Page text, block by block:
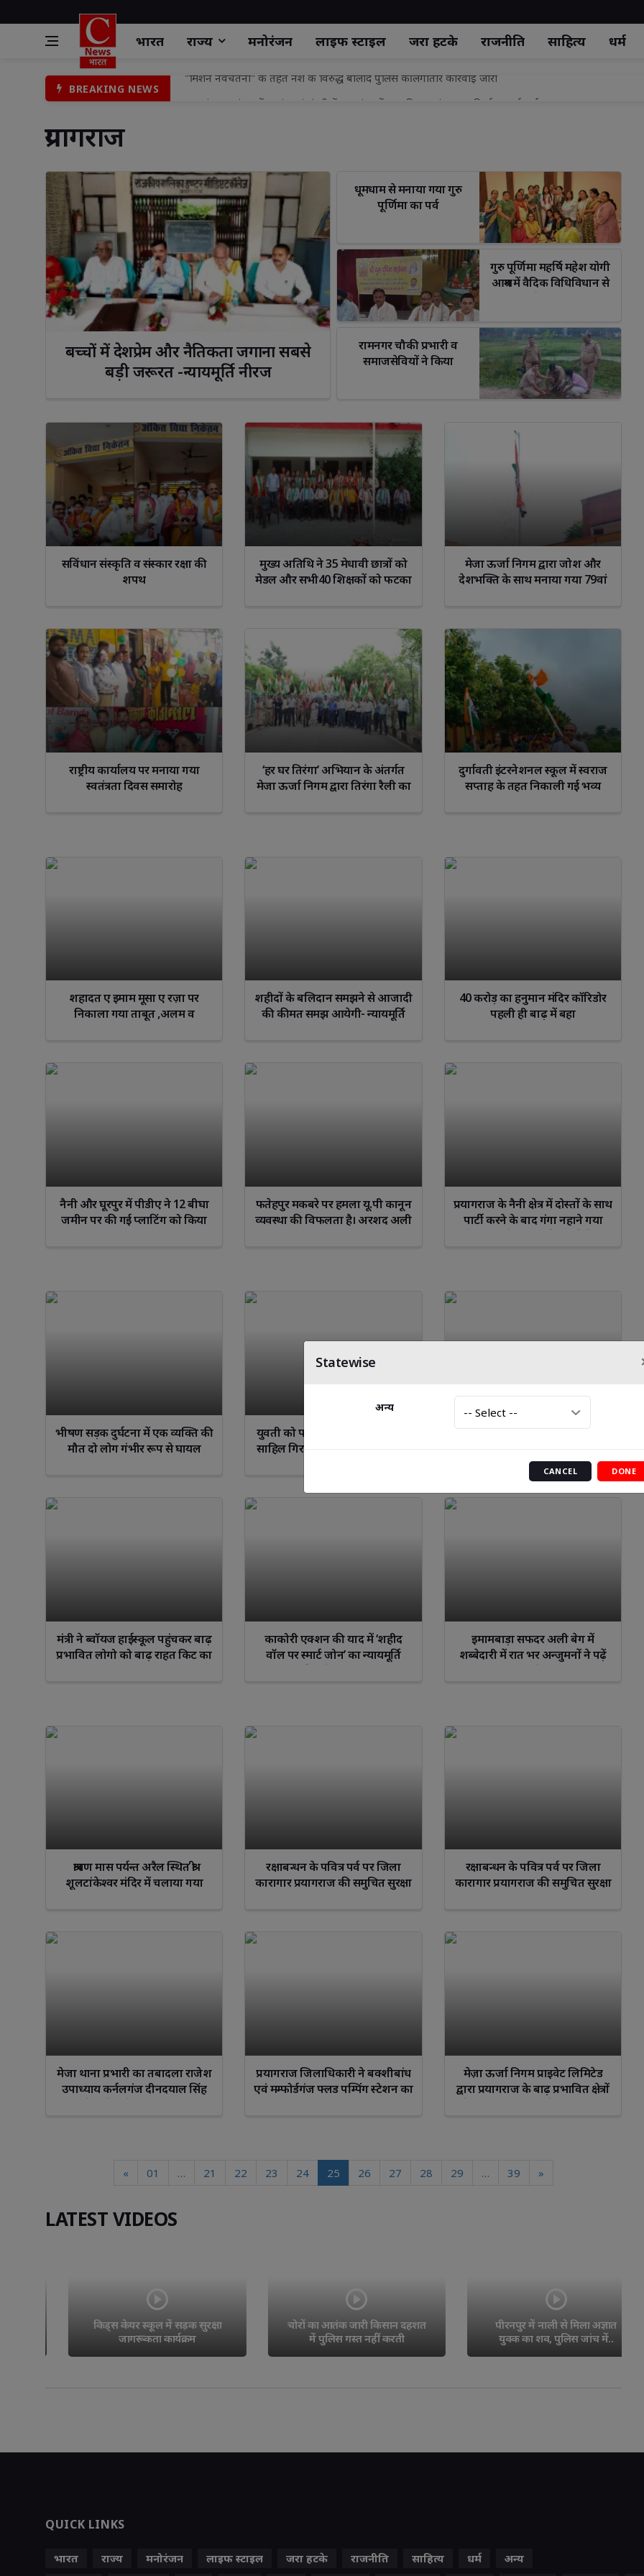
भारत राज्य मनोरंजन लाइफ स्‍टाइल जरा हटके राजनीति साहित्य धर्म
BREAKING NEWS
ग्राम पंचायत कंवर में स्वयंभू मां चंण्डी में दान दंताओं द्वारा विशाल गुंबज का निर्माण कार्य पूर्ण
मुख्यमंत्री जन विश्वास अभियान के तहत अपर कलेक्टर सी.एस. सोलंकी का झकनावदा में औचक निरीक्षण
चोरों का आतंक जारी किसान दहशत में पुलिस गस्त नहीं करती
पीरनपुर में नाली से मिला अज्ञात युवक का शव, पुलिस जांच में जुटी
बुडको द्वारा निर्माणाधीन नाले एवं रोड का औचक निरीक्षण, गुणवत्ता में कोताही बर्दाश्त नहीं---डीएम
शासकीय वन कन्या में लगा निःशुल्क स्वास्थ्य परीक्षण शिविर, 49 छात्राओं की हुई स्वास्थ्य जांच
"मिशन नवचेतना" के तहत नशे के विरुद्ध बालोद पुलिस की लगातार कार्रवाई जारी
प्रयागराज
बच्चों में देशप्रेम और नैतिकता जगाना सबसे
बड़ी जरूरत -न्यायमूर्ति नीरज
धूमधाम से मनाया गया गुरु
पूर्णिमा का पर्व
गुरु पूर्णिमा महर्षि महेश योगी
आश्रम में वैदिक विधिविधान से
रामनगर चौकी प्रभारी व
समाजसेवियों ने किया
सविंधान संस्कृति व संस्कार रक्षा की
शपथ
मुख्य अतिथि ने 35 मेधावी छात्रों को
मेडल और सभी40 शिक्षकों को फटका
मेजा ऊर्जा निगम द्वारा जोश और
देशभक्ति के साथ मनाया गया 79वां
राष्ट्रीय कार्यालय पर मनाया गया
स्वतंत्रता दिवस समारोह
‘हर घर तिरंगा’ अभियान के अंतर्गत
मेजा ऊर्जा निगम द्वारा तिरंगा रैली का
दुर्गावती इंटरनेशनल स्कूल में स्वराज
सप्ताह के तहत निकाली गई भव्य
शहादत ए इमाम मूसा ए रज़ा पर
निकाला गया ताबूत ,अलम व
शहीदों के बलिदान समझने से आजादी
की कीमत समझ आयेगी- न्यायमूर्ति
40 करोड़ का हनुमान मंदिर कॉरिडोर
पहली ही बाढ़ में बहा
नैनी और घूरपुर में पीडीए ने 12 बीघा
जमीन पर की गई प्लाटिंग को किया
फतेहपुर मकबरे पर हमला यू.पी कानून
व्यवस्था की विफलता है। अरशद अली
प्रयागराज के नैनी क्षेत्र में दोस्तों के साथ
पार्टी करने के बाद गंगा नहाने गया
भीषण सड़क दुर्घटना में एक व्यक्ति की
मौत दो लोग गंभीर रूप से घायल
युवती को परेशान करने वाला आरोपी
साहिल गिरफ्तार, आत्महत्या मामले में
थाना मेजा क्षेत्र अंतर्गत घटित घटना
अभियुक्त गिरफ्तार
मंत्री ने ब्वॉयज हाईस्कूल पहुंचकर बाढ़
प्रभावित लोगो को बाढ़ राहत किट का
काकोरी एक्शन की याद में ‘शहीद
वॉल पर स्मार्ट जोन’ का न्यायमूर्ति
संजय सिंह ने किया उद्घाटन
इमामबाड़ा सफदर अली बेग में
शब्बेदारी में रात भर अन्जुमनों ने पढ़ें
नौहे
श्रावण मास पर्यन्त अरैल स्थित श्री
शूलटांकेश्वर मंदिर में चलाया गया
रक्षाबन्धन के पवित्र पर्व पर जिला
कारागार प्रयागराज की समुचित सुरक्षा
रक्षाबन्धन के पवित्र पर्व पर जिला
कारागार प्रयागराज की समुचित सुरक्षा
मेजा थाना प्रभारी का तबादला राजेश
उपाध्याय कर्नलगंज दीनदयाल सिंह
प्रयागराज जिलाधिकारी ने बक्शीबांध
एवं मम्फोर्डगंज फ्लड पम्पिंग स्टेशन का
मेज़ा ऊर्जा निगम प्राइवेट लिमिटेड
द्वारा प्रयागराज के बाढ़ प्रभावित क्षेत्रों
« 01 … 21 22 23 24 25 26 27 28 29 … 39 »
LATEST VIDEOS
किड्स केयर स्कूल में सड़क सुरक्षा
जागरूकता कार्यक्रम
चोरों का आतंक जारी किसान दहशत
में पुलिस गस्त नहीं करती
पीरनपुर में नाली से मिला अज्ञात
युवक का शव, पुलिस जांच में..
WhatsApp Facebook WhatsApp Facebook WhatsApp
Scorpio Sagittarius Capricorn Aquarius
QUICK LINKS
भारत राज्य मनोरंजन लाइफ स्‍टाइल जरा हटके राजनीति साहित्य धर्म
अन्य
Statewise
अन्य
CANCEL DONE